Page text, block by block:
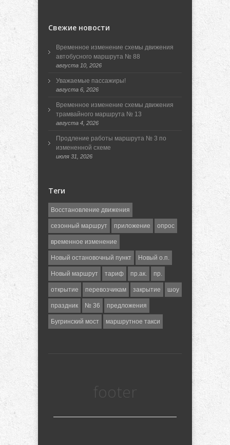
Свежие новости
Временное изменение схемы движения
автобусного маршрута № 88
августа 10, 2026
Уважаемые пассажиры!
августа 6, 2026
Временное изменение схемы движения
трамвайного маршрута № 13
августа 4, 2026
Продление работы маршрута № 3 по
измененной схеме
июля 31, 2026
Теги
Восстановление движения
сезонный маршрут приложение опрос
временное изменение
Новый остановочный пункт Новый о.п.
Новый маршрут тариф пр.ак. пр.
открытие перевозчикам закрытие шоу
праздник № 36 предложения
Бугринский мост маршрутное такси
footer